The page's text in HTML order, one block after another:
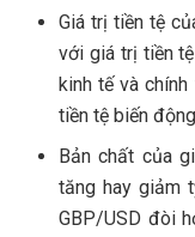
Giá trị tiền tệ
với giá trị tiền
kinh tế và
tiền tệ biến
Bản chất của
tăng hay giảm
GBP/USD đòi